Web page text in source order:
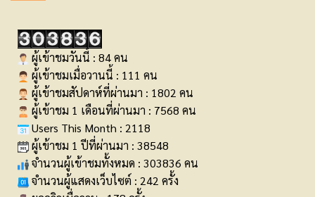
ผู้เข้าชมวันนี้ : 84 คน
ผู้เข้าชมเมื่อวานนี้ : 111 คน
ผู้เข้าชมสัปดาห์ที่ผ่านมา : 1802 คน
ผู้เข้าชม 1 เดือนที่ผ่านมา : 7568 คน
Users This Month : 2118
ผู้เข้าชม 1 ปีที่ผ่านมา : 38548
จำนวนผู้เข้าชมทั้งหมด : 303836 คน
จำนวนผู้แสดงเว็บไซต์ : 242 ครั้ง